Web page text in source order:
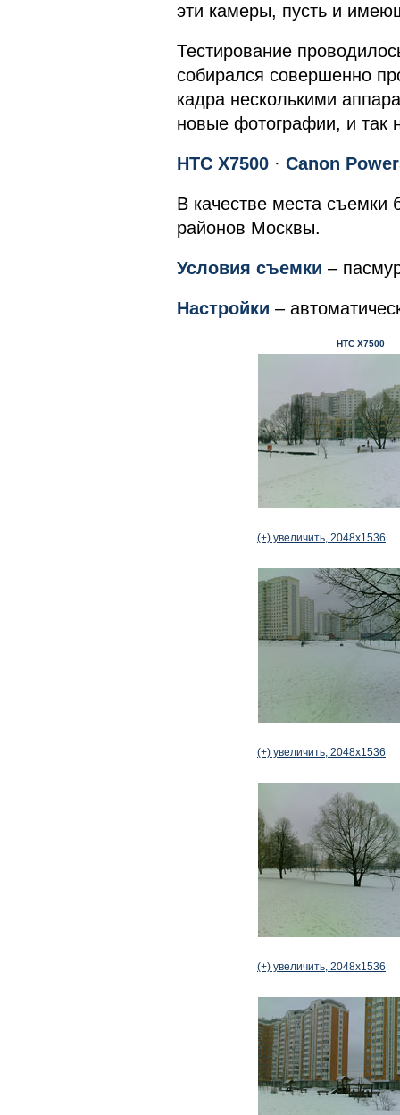
эти камеры, пусть и
Тестирование
собирался совершенно
кадра несколькими
новые фотографии, и так
HTC X7500 · Canon
В качестве места
районов Москвы.
Условия съемки –
Настройки –
HTC X7500
(+) увеличить, 2048x1536
(+) увеличить, 2048x1536
(+) увеличить, 2048x1536